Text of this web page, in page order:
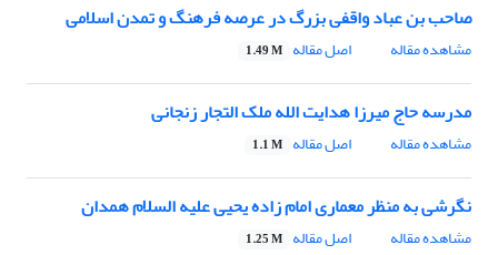
صاحب بن عباد واقفی بزرگ در عرصه فرهنگ و تمدن اسلامی
مشاهده مقاله اصل مقاله 1.49 M
مدرسه حاج میرزا هدایت الله ملک التجار زنجانی
مشاهده مقاله اصل مقاله 1.1 M
نگرشی به منظر معماری امام زاده یحیی علیه السلام همدان
مشاهده مقاله اصل مقاله 1.25 M